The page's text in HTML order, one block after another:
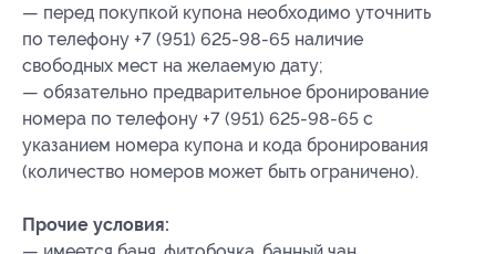
— перед покупкой купона необходимо уточнить
по телефону +7 (951) 625-98-65 наличие
свободных мест на желаемую дату;
— обязательно предварительное бронирование
номера по телефону +7 (951) 625-98-65 с
указанием номера купона и кода бронирования
(количество номеров может быть ограничено).
Прочие условия: